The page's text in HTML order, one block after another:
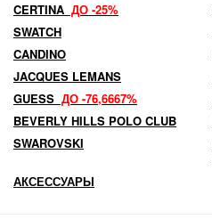
CERTINA ДО -25%
SWATCH
CANDINO
JACQUES LEMANS
GUESS ДО -76,6667%
BEVERLY HILLS POLO CLUB
SWAROVSKI
АКСЕССУАРЫ